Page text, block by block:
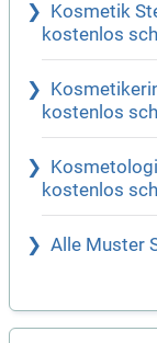
Kosmetik
kostenlos
kostenlos
kostenlos
Alle Muster